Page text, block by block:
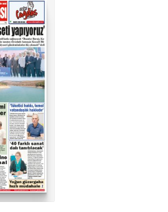
02624132333
haber@golcukpostasi.com